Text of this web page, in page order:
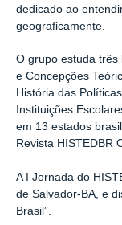
dedicado ao
geograficamente.
O grupo estuda três
e Concepções
História das
Instituições
em 13 estados
Revista HISTEDBR
A I Jornada do
de Salvador-BA, e
Brasil”.